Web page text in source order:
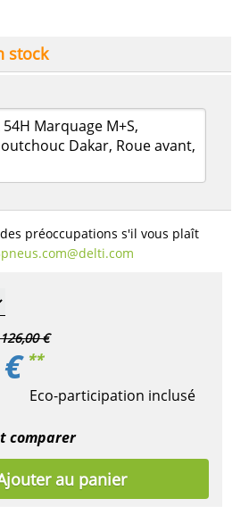
Marquage M+S,
Dakar, Roue avant,
stock
préoccupations s'il vous plaît
126,00 €
€ **
Eco-participation inclusé
comparer
au panier